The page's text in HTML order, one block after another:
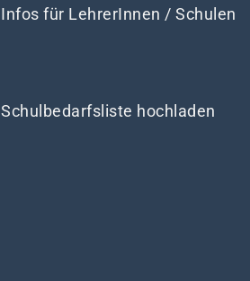
Infos für LehrerInnen / Schulen
Schulbedarfsliste hochladen